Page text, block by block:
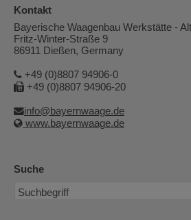
Kontakt
Bayerische Waagenbau Werkstätte -
Fritz-Winter-Straße 9
86911 Dießen, Germany
+49 (0)8807 94906-0
+49 (0)8807 94906-20
info@bayernwaage.de
www.bayernwaage.de
Suche